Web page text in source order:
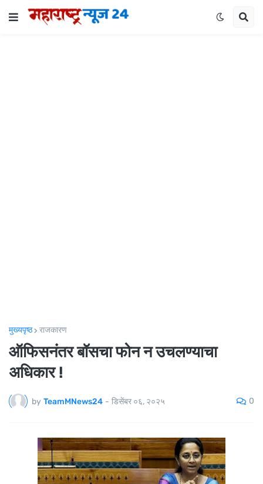
मुख्यपृष्ठ राजकारण
ऑफिसनंतर बॉसचा फोन न उचलण्याचा
अधिकार !
by TeamMNews24 - डिसेंबर ०६, २०२५ 0